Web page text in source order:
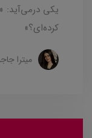
یکی
کرده‌ای؟»
میترا